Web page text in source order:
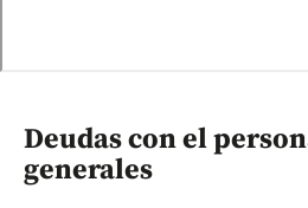
Deudas con el
generales